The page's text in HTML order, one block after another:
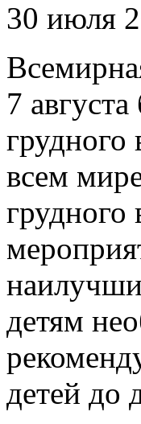
30 июля
7
грудного
всем
грудного
детям
детей до